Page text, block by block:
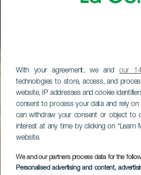
With your agreement, we andour
technologies to store, access, and
website, IP addresses and cookie
consent to process your data and rely on
can withdraw your consent or object to
interest at any time by clicking on “Learn
website.
We and our partners process data for the
Personalised advertising and content,